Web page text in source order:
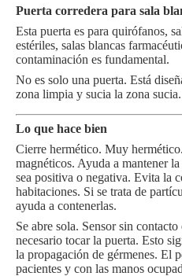
Puerta corredera para sala
Esta puerta es para quirófanos,
estériles, salas blancas
contaminación es fundamental.
No es solo una puerta. Está
zona limpia y sucia la zona sucia.
Lo que hace bien
Cierre hermético. Muy
magnéticos. Ayuda a mantener
sea positiva o negativa. Evita la
habitaciones. Si se trata de
ayuda a contenerlas.
Se abre sola. Sensor sin
necesario tocar la puerta. Esto
la propagación de gérmenes. El
pacientes y con las manos